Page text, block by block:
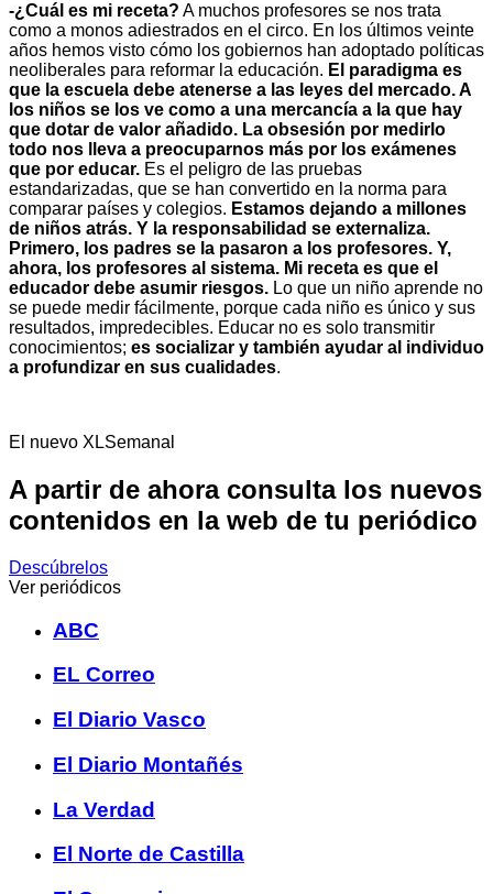
-¿Cuál es mi receta? A muchos profesores se nos trata
como a monos adiestrados en el circo. En los últimos veinte
años hemos visto cómo los gobiernos han adoptado políticas
neoliberales para reformar la educación. El paradigma es
que la escuela debe atenerse a las leyes del mercado. A
los niños se los ve como a una mercancía a la que hay
que dotar de valor añadido. La obsesión por medirlo
todo nos lleva a preocuparnos más por los exámenes
que por educar. Es el peligro de las pruebas
estandarizadas, que se han convertido en la norma para
comparar países y colegios. Estamos dejando a millones
de niños atrás. Y la responsabilidad se externaliza.
Primero, los padres se la pasaron a los profesores. Y,
ahora, los profesores al sistema. Mi receta es que el
educador debe asumir riesgos. Lo que un niño aprende no
se puede medir fácilmente, porque cada niño es único y sus
resultados, impredecibles. Educar no es solo transmitir
conocimientos; es socializar y también ayudar al individuo
a profundizar en sus cualidades.
El nuevo XLSemanal
A partir de ahora consulta los nuevos
contenidos en la web de tu periódico
Descúbrelos
Ver periódicos
ABC
EL Correo
El Diario Vasco
El Diario Montañés
La Verdad
El Norte de Castilla